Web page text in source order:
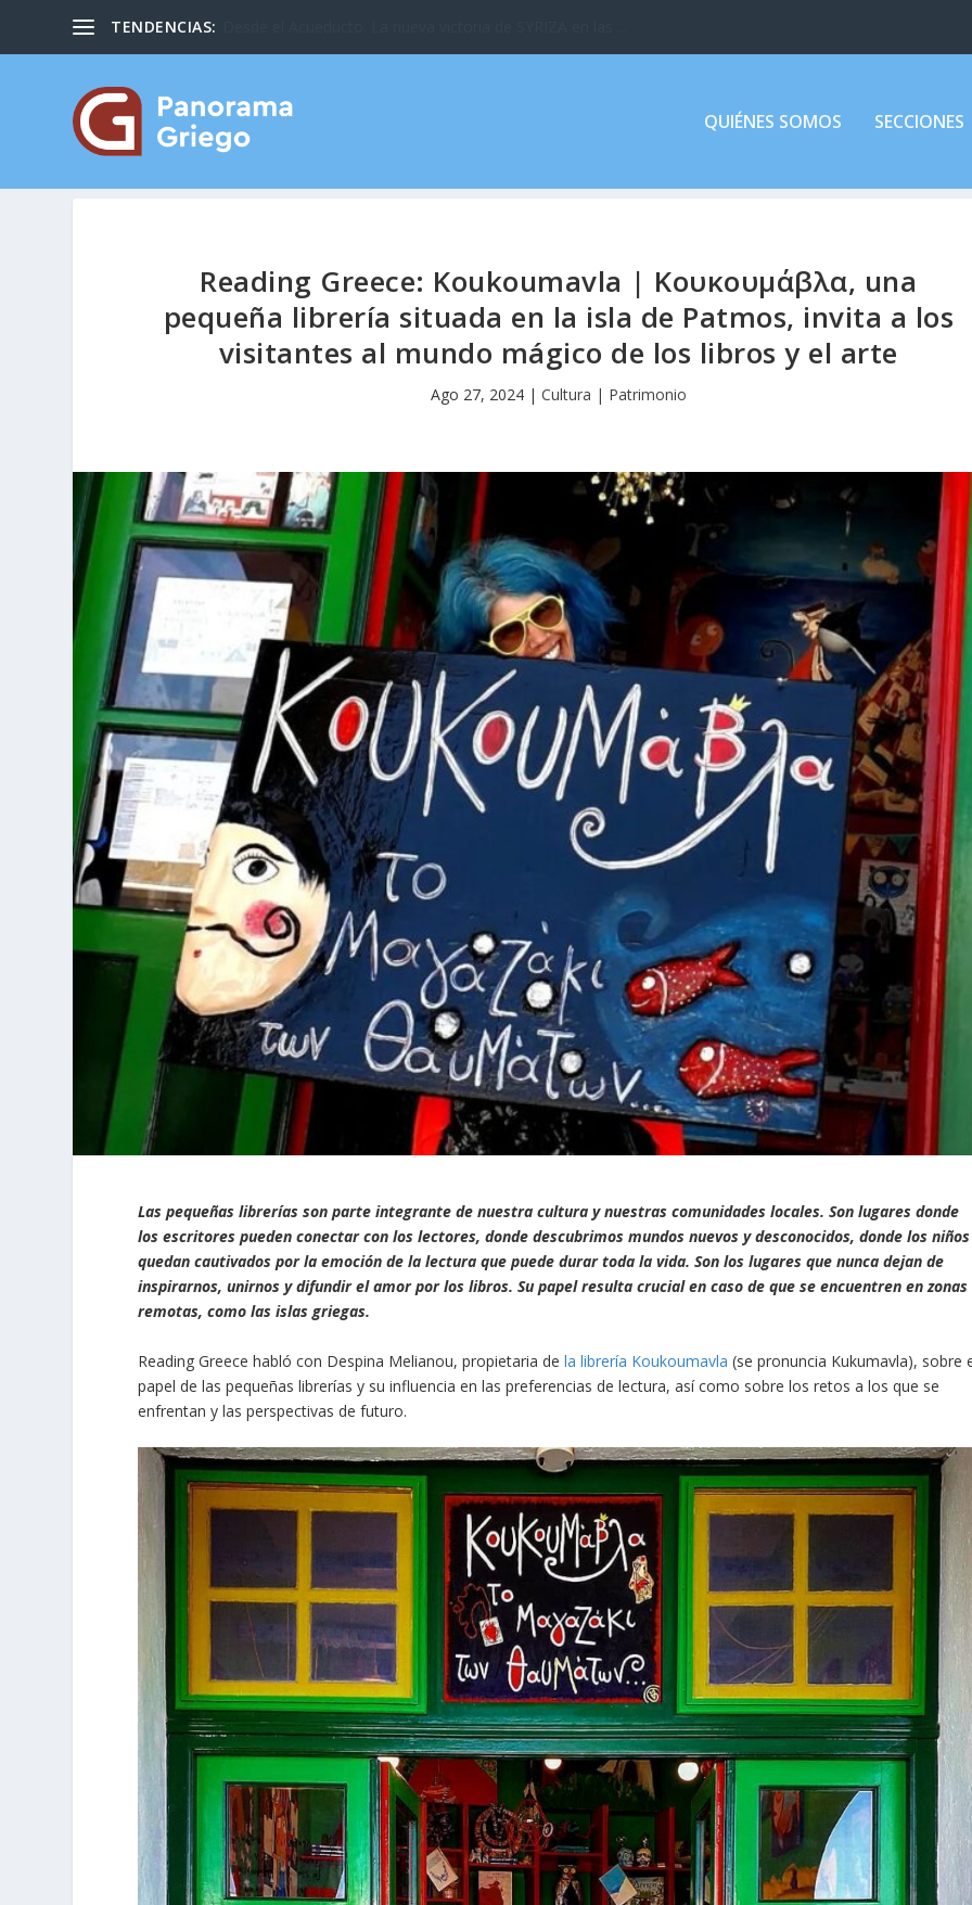
TENDENCIAS:
QUIÉNES SOMOS SECCIONES
Reading Greece: Koukoumavla | Κουκουμάβλα, una
pequeña librería situada en la isla de Patmos, invita a los
visitantes al mundo mágico de los libros y el arte
Ago 27, 2024| Cultura | Patrimonio
Las pequeñas librerías son parte integrante de nuestra cultura y nuestras comunidades locales. Son lugares donde
los escritores pueden conectar con los lectores, donde descubrimos mundos nuevos y desconocidos, donde los niños
quedan cautivados por la emoción de la lectura que puede durar toda la vida. Son los lugares que nunca dejan de
inspirarnos, unirnos y difundir el amor por los libros. Su papel resulta crucial en caso de que se encuentren en zonas
remotas, como las islas griegas.
Reading Greece habló con Despina Melianou, propietaria dela librería Koukoumavla (se pronuncia Kukumavla), sobre
papel de las pequeñas librerías y su influencia en las preferencias de lectura, así como sobre los retos a los que se
enfrentan y las perspectivas de futuro.